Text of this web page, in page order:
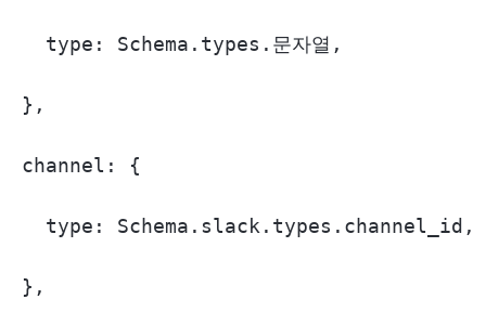
  type: Schema.types.문자열,
},
channel: {
  type: Schema.slack.types.channel_id,
},